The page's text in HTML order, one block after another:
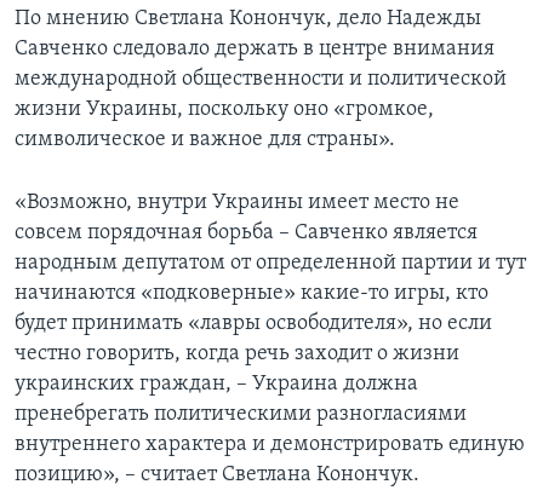
По мнению Светлана Конончук, дело Надежды
Савченко следовало держать в центре внимания
международной общественности и политической
жизни Украины, поскольку оно «громкое,
символическое и важное для страны».
«Возможно, внутри Украины имеет место не
совсем порядочная борьба – Савченко является
народным депутатом от определенной партии и тут
начинаются «подковерные» какие-то игры, кто
будет принимать «лавры освободителя», но если
честно говорить, когда речь заходит о жизни
украинских граждан, – Украина должна
пренебрегать политическими разногласиями
внутреннего характера и демонстрировать единую
позицию», – считает Светлана Конончук.